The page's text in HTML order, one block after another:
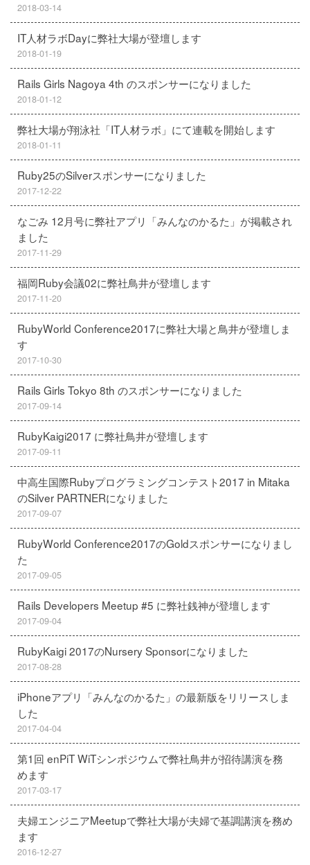
2018-03-14
IT人材ラボDayに弊社大場が登壇します
2018-01-19
Rails Girls Nagoya 4th のスポンサーになりました
2018-01-12
弊社大場が翔泳社「IT人材ラボ」にて連載を開始します
2018-01-11
Ruby25のSilverスポンサーになりました
2017-12-22
なごみ 12月号に弊社アプリ「みんなのかるた」が掲載され
ました
2017-11-29
福岡Ruby会議02に弊社鳥井が登壇します
2017-11-20
RubyWorld Conference2017に弊社大場と鳥井が登壇しま
す
2017-10-30
Rails Girls Tokyo 8th のスポンサーになりました
2017-09-14
RubyKaigi2017 に弊社鳥井が登壇します
2017-09-11
中高生国際Rubyプログラミングコンテスト2017 in Mitaka
のSilver PARTNERになりました
2017-09-07
RubyWorld Conference2017のGoldスポンサーになりまし
た
2017-09-05
Rails Developers Meetup #5 に弊社銭神が登壇します
2017-09-04
RubyKaigi 2017のNursery Sponsorになりました
2017-08-28
iPhoneアプリ「みんなのかるた」の最新版をリリースしま
した
2017-04-04
第1回 enPiT WiTシンポジウムで弊社鳥井が招待講演を務
めます
2017-03-17
夫婦エンジニアMeetupで弊社大場が夫婦で基調講演を務め
ます
2016-12-27